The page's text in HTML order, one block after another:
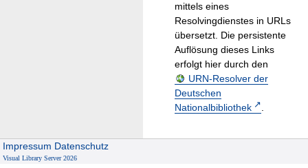
mittels eines
Resolvingdienstes in URLs
übersetzt. Die persistente
Auflösung dieses Links
erfolgt hier durch den
URN-Resolver der
Deutschen
Nationalbibliothek
.
Impressum Datenschutz
Visual Library Server 2026